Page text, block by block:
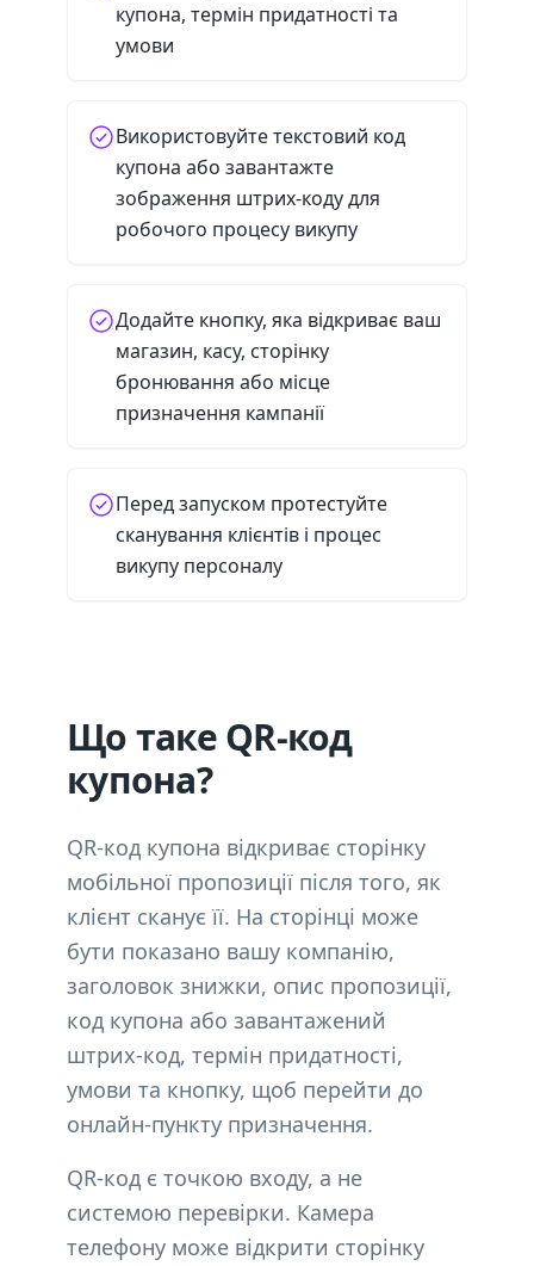
купона, термін придатності та
умови
Використовуйте текстовий код
купона або завантажте
зображення штрих-коду для
робочого процесу викупу
Додайте кнопку, яка відкриває ваш
магазин, касу, сторінку
бронювання або місце
призначення кампанії
Перед запуском протестуйте
сканування клієнтів і процес
викупу персоналу
Що таке QR-код
купона?
QR-код купона відкриває сторінку
мобільної пропозиції після того, як
клієнт сканує її. На сторінці може
бути показано вашу компанію,
заголовок знижки, опис пропозиції,
код купона або завантажений
штрих-код, термін придатності,
умови та кнопку, щоб перейти до
онлайн-пункту призначення.
QR-код є точкою входу, а не
системою перевірки. Камера
телефону може відкрити сторінку